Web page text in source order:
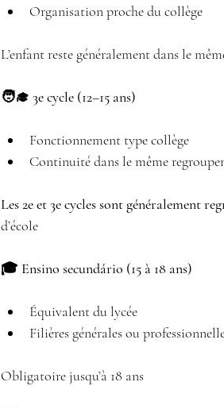
Organisation proche du collège
L’enfant reste généralement dans le
🧑‍🎓 3e cycle (12–15 ans)
Fonctionnement type collège
Continuité dans le même
Les 2e et 3e cycles sont généralement
d’école
🎓 Ensino secundário (15 à 18 ans)
Équivalent du lycée
Filières générales ou
Obligatoire jusqu’à 18 ans